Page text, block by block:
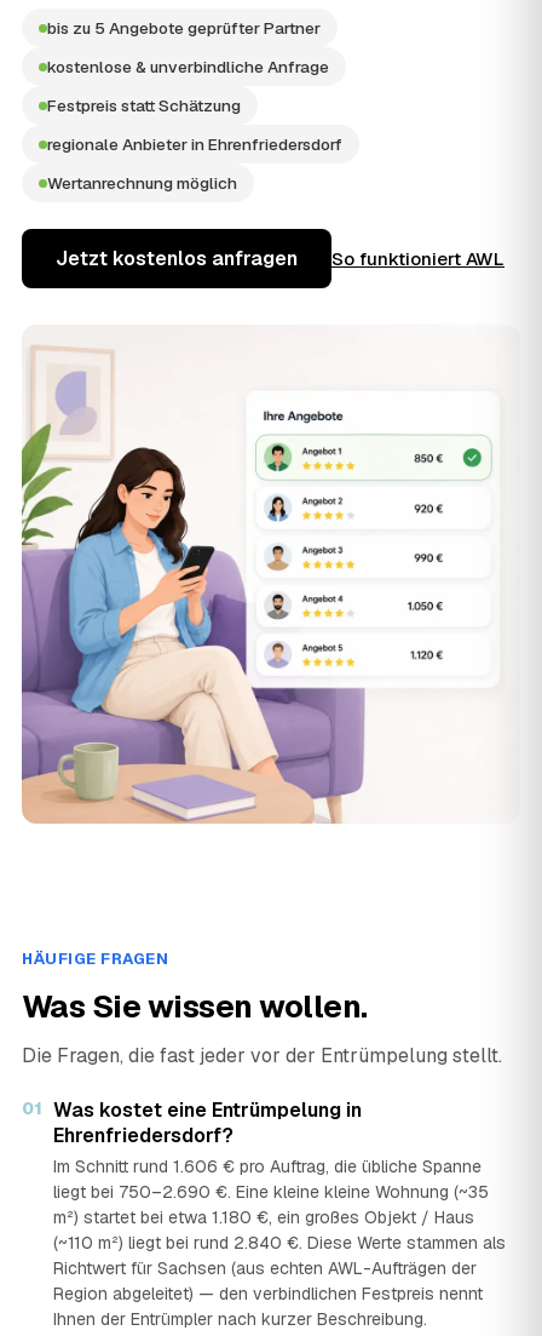
bis zu 5 Angebote geprüfter Partner
kostenlose & unverbindliche Anfrage
Festpreis statt Schätzung
regionale Anbieter in Ehrenfriedersdorf
Wertanrechnung möglich
Jetzt kostenlos anfragen So funktioniert AWL
HÄUFIGE FRAGEN
Was Sie wissen wollen.
Die Fragen, die fast jeder vor der Entrümpelung stellt.
01 Was kostet eine Entrümpelung in
Ehrenfriedersdorf?
Im Schnitt rund 1.606 € pro Auftrag, die übliche Spanne
liegt bei 750–2.690 €. Eine kleine kleine Wohnung (~35
m²) startet bei etwa 1.180 €, ein großes Objekt / Haus
(~110 m²) liegt bei rund 2.840 €. Diese Werte stammen als
Richtwert für Sachsen (aus echten AWL-Aufträgen der
Region abgeleitet) — den verbindlichen Festpreis nennt
Ihnen der Entrümpler nach kurzer Beschreibung.